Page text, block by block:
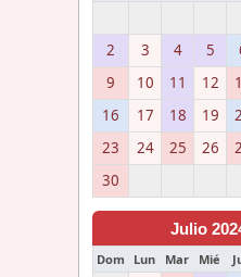
2
3 4 5
9
10 11 12
16
17 18 19
23
24 25 26
30
Julio
Dom Lun Mar Mié